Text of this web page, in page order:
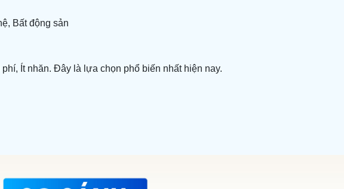
Bất động sản
Ít nhăn. Đây là lựa chọn phổ biến nhất hiện nay.